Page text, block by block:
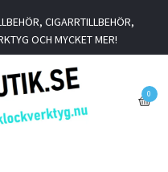
CIGARRTILLBEHÖR,
OCH MYCKET MER!
0